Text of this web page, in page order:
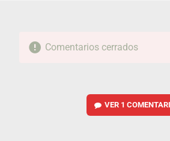
Comentarios cerrados
VER 1